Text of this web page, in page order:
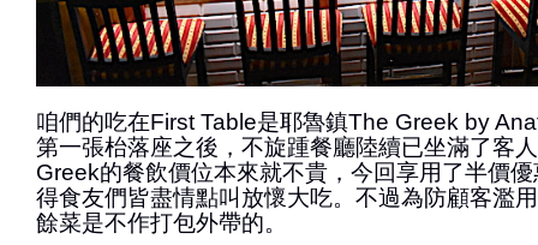
咱們的吃在First Table是耶魯鎮The Greek by
第一張枱落座之後，不旋踵餐廳陸續已坐滿了客
Greek的餐飲價位本來就不貴，今回享用了半價
得食友們皆盡情點叫放懷大吃。不過為防顧客濫
餘菜是不作打包外帶的。